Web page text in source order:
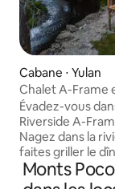
Cabane ⋅ Yulan
Chalet A-Frame
la rivière|Foyer
Évadez-vous
Riverside A-
Nagez dans la
faites griller le
rassemblez-
des guirlandes
Monts